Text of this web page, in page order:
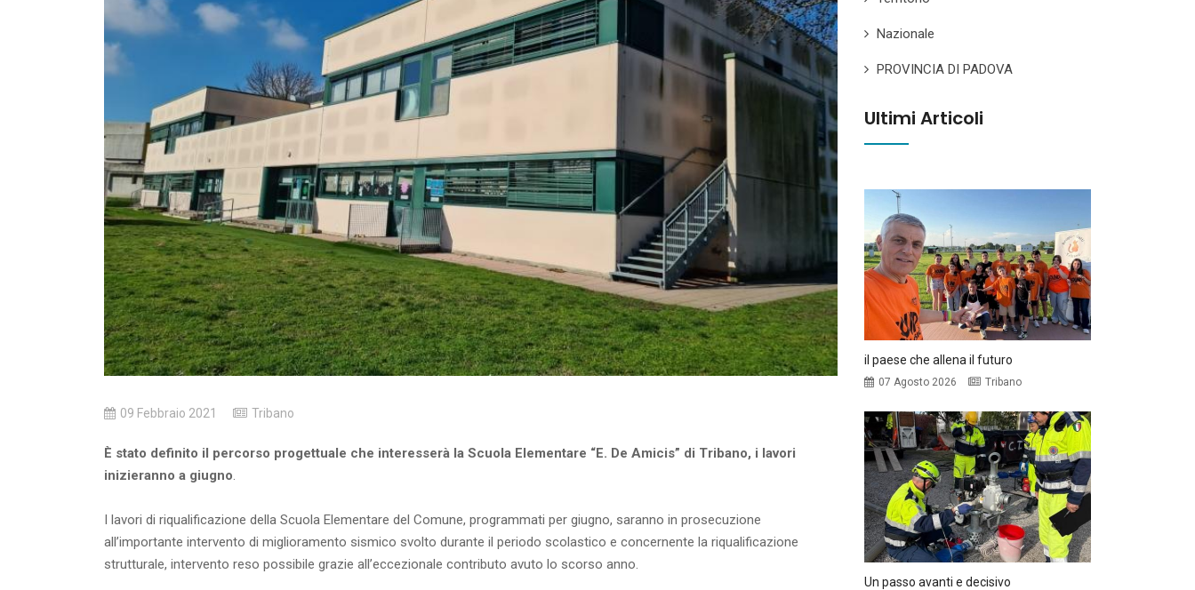
09 Febbraio 2021 Tribano
È stato definito il percorso progettuale che interesserà la Scuola Elementare “E. De Amicis” di Tribano, i lavori
inizieranno a giugno.
I lavori di riqualificazione della Scuola Elementare del Comune, programmati per giugno, saranno in prosecuzione
all’importante intervento di miglioramento sismico svolto durante il periodo scolastico e concernente la riqualificazione
strutturale, intervento reso possibile grazie all’eccezionale contributo avuto lo scorso anno.
Nazionale
PROVINCIA DI PADOVA
Ultimi Articoli
il paese che allena il futuro
07 Agosto 2026 Tribano
Un passo avanti e decisivo